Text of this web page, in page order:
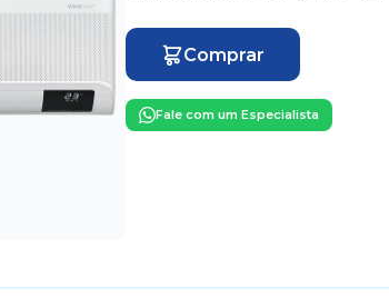
Comprar
Fale com um Especialista